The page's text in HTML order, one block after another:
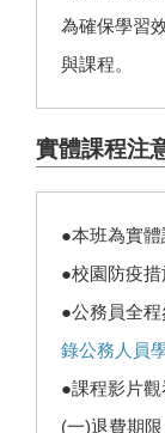
為確保學習
與課程。
實體課程注
●本班為實
●校園防疫措
●公務員全
錄公務人員
●課程影片
(一)退費期